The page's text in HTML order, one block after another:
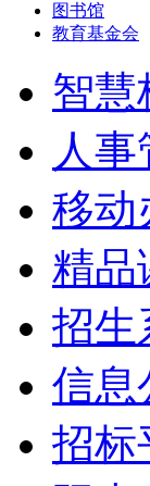
图书馆
教育基金会
智慧
人事
移动
精品
招生
信息
招标